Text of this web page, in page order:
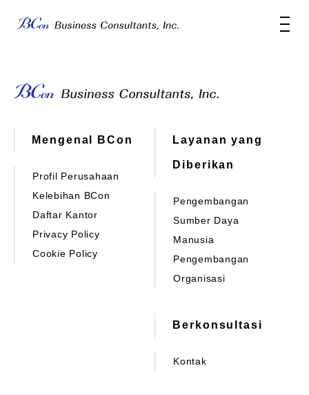
Mengenal BCon
Profil Perusahaan
Kelebihan BCon
Daftar Kantor
Privacy Policy
Cookie Policy
Layanan yang
Diberikan
Pengembangan
Sumber Daya
Manusia
Pengembangan
Organisasi
Berkonsultasi
Kontak